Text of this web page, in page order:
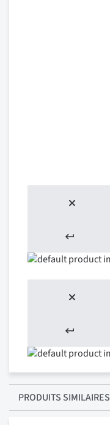
PRODUITS SIMILAIRES